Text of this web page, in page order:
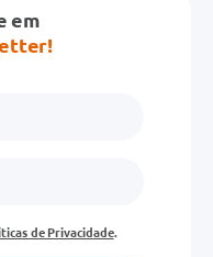
em
de Privacidade.